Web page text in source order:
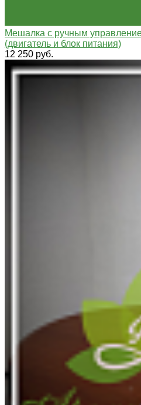
Мешалка с ручным
(двигатель и блок питания)
12 250 руб.